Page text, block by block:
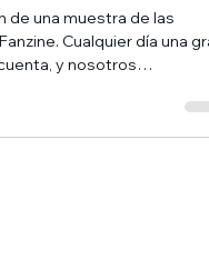
Freak
de una muestra de las
y nosotros